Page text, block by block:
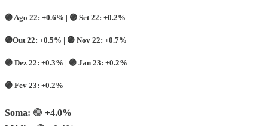
🟣 Ago 22: +0.6% | 🟣 Set 22: +0.2%
🟣Out 22: +0.5% | 🟣 Nov 22: +0.7%
🟣 Dez 22: +0.3% | 🟣 Jan 23: +0.2%
🟣 Fev 23: +0.2%
Soma: 🟣 +4.0%